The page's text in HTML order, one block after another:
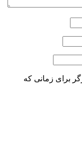
برای زمانی که